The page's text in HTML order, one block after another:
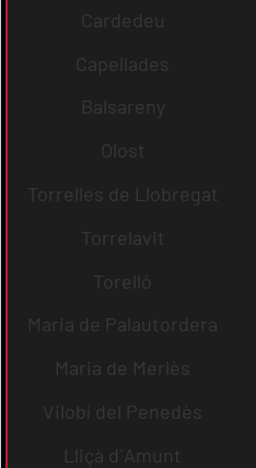
Cardedeu
Capellades
Balsareny
Olost
Torrelles de Llobregat
Torrelavit
Torelló
Maria de Palautordera
Maria de Merlès
Vilobí del Penedès
Lliçà d´Amunt